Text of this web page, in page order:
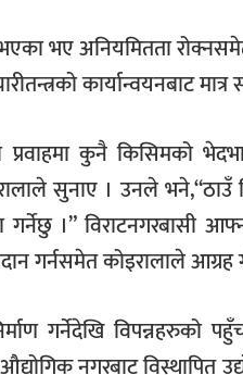
भएका भए अनियमितता
कार्यान्वयनबाट
प्रवाहमा कुनै किसिमको
सुनाए । उनले भने,“ठाउँ
।” विराटनगरबासी
गर्नसमेत कोइरालाले आग्रह
गर्नेदेखि विपन्नहरुको
नगरबाट विस्थापित